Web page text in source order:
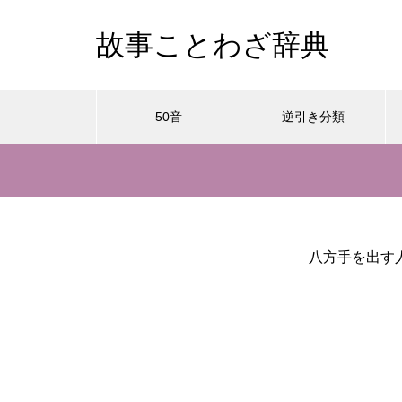
故事ことわざ辞典
50音 逆引き分類
八方手を出す